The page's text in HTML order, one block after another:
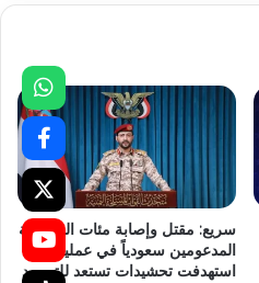
سريع: مقتل وإصابة مئات المرتزقة
المدعومين سعودياً في عملية
استهدفت تحشيدات تستعد للتصعيد